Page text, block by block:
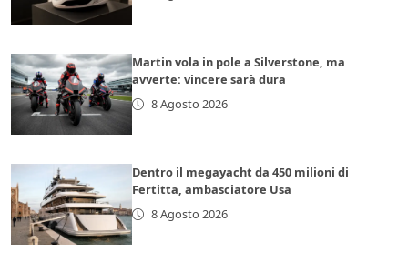
Martin vola in pole a Silverstone, ma
avverte: vincere sarà dura
8 Agosto 2026
Dentro il megayacht da 450 milioni di
Fertitta, ambasciatore Usa
8 Agosto 2026